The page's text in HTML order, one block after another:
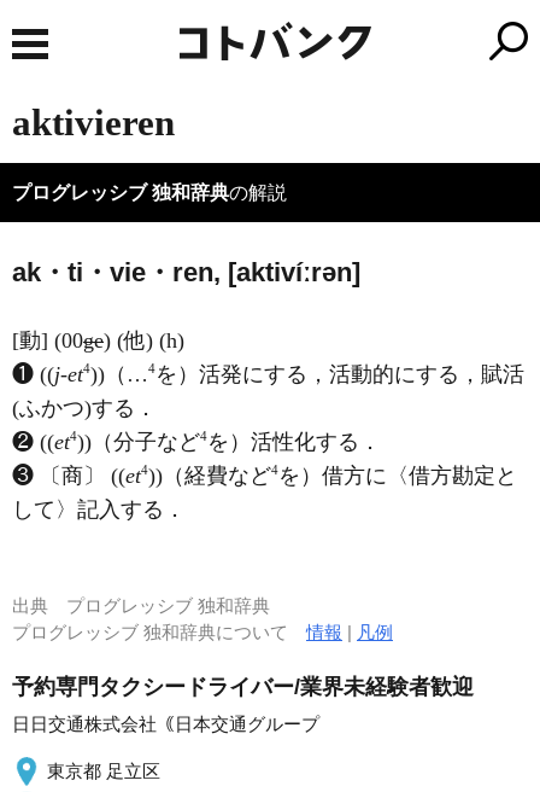
aktivieren
プログレッシブ 独和辞典の解説
ak・ti・vie・ren, [aktivíːrən]
[動] (00ge) (他) (h)
❶ ((j-et4))（…4を）活発にする，活動的にする，賦活
(ふかつ)する．
❷ ((et4))（分子など4を）活性化する．
❸ 〔商〕 ((et4))（経費など4を）借方に〈借方勘定と
して〉記入する．
出典 プログレッシブ 独和辞典
プログレッシブ 独和辞典について情報 | 凡例
予約専門タクシードライバー/業界未経験者歓迎
日日交通株式会社｟日本交通グループ
東京都 足立区